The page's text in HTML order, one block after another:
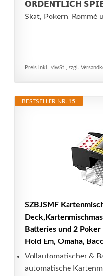
𝗢𝗥𝗗𝗘𝗡𝗧𝗟𝗜𝗖𝗛
Skat, Pokern, Rommé
Preis inkl. MwSt., zzgl.
BESTSELLER NR. 15
SZBJSMF
Batteries und 2
Hold Em, Omaha,
Vollautomatischer &
automatische